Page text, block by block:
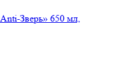
Зверь» 650 мл,